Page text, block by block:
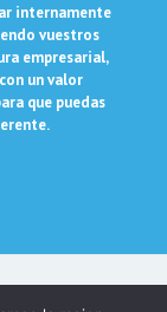
internamente
vuestros
empresarial,
un valor
que puedas